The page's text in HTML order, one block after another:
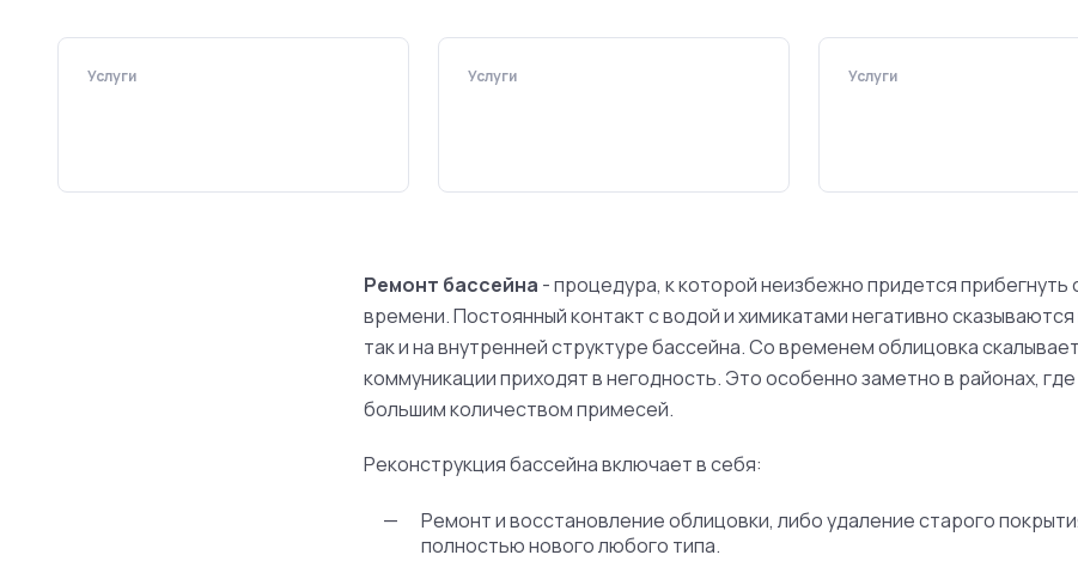
Услуги Услуги Услуги
Ремонт бассейна - процедура, к которой неизбежно придется прибегнуть
времени. Постоянный контакт с водой и химикатами негативно сказываются
так и на внутренней структуре бассейна. Со временем облицовка
коммуникации приходят в негодность. Это особенно заметно в районах,
большим количеством примесей.
Реконструкция бассейна включает в себя:
Ремонт и восстановление облицовки, либо удаление старого
полностью нового любого типа.